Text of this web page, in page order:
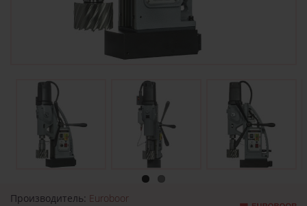
Производитель: Euroboor